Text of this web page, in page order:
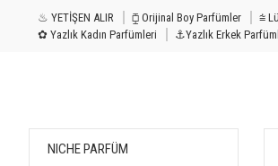
♨ YETİŞEN ALIR ⧮ Orijinal Boy Parfümler
✿ Yazlık Kadın Parfümleri
⚓Yazlık Erkek
NICHE PARFÜM